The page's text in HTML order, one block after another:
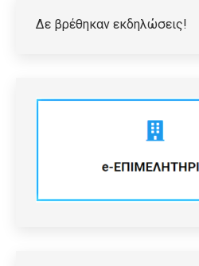
Δε βρέθηκαν εκδηλώσεις!